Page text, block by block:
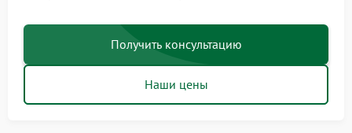
Получить консультацию
Наши цены